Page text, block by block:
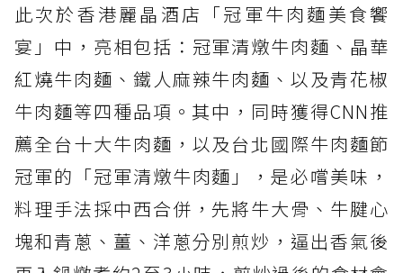
此次於香港麗晶酒店「冠軍牛肉麵美食饗
宴」中，亮相包括：冠軍清燉牛肉麵、晶華
紅燒牛肉麵、鐵人麻辣牛肉麵、以及青花椒
牛肉麵等四種品項。其中，同時獲得CNN推
薦全台十大牛肉麵，以及台北國際牛肉麵節
冠軍的「冠軍清燉牛肉麵」，是必嚐美味，
料理手法採中西合併，先將牛大骨、牛腱心
塊和青蔥、薑、洋蔥分別煎炒，逼出香氣後